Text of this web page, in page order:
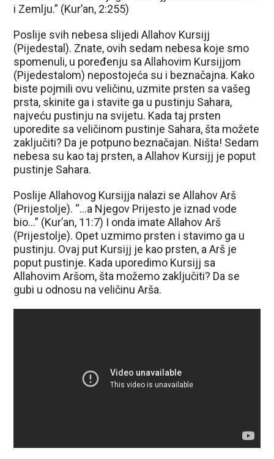
i Zemlju.” (Kur’an, 2:255)
Poslije svih nebesa slijedi Allahov Kursijj
(Pijedestal). Znate, ovih sedam nebesa koje smo
spomenuli, u poređenju sa Allahovim Kursijjom
(Pijedestalom) nepostojeća su i beznačajna. Kako
biste pojmili ovu veličinu, uzmite prsten sa vašeg
prsta, skinite ga i stavite ga u pustinju Sahara,
najveću pustinju na svijetu. Kada taj prsten
uporedite sa veličinom pustinje Sahara, šta možete
zaključiti? Da je potpuno beznačajan. Ništa! Sedam
nebesa su kao taj prsten, a Allahov Kursijj je poput
pustinje Sahara.
Poslije Allahovog Kursijja nalazi se Allahov Arš
(Prijestolje). “…a Njegov Prijesto je iznad vode
bio…” (Kur’an, 11:7) I onda imate Allahov Arš
(Prijestolje). Opet uzmimo prsten i stavimo ga u
pustinju. Ovaj put Kursijj je kao prsten, a Arš je
poput pustinje. Kada uporedimo Kursijj sa
Allahovim Aršom, šta možemo zaključiti? Da se
gubi u odnosu na veličinu Arša.